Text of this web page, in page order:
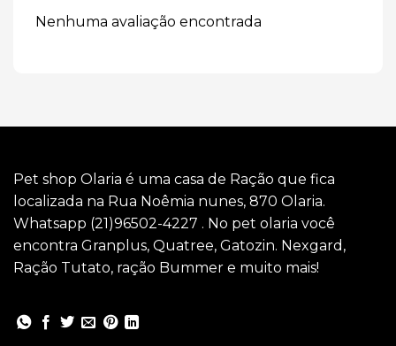
Nenhuma avaliação encontrada
Pet shop Olaria é uma casa de Ração que fica
localizada na Rua Noêmia nunes, 870 Olaria.
Whatsapp (21)96502-4227 . No pet olaria você
encontra Granplus, Quatree, Gatozin. Nexgard,
Ração Tutato, ração Bummer e muito mais!